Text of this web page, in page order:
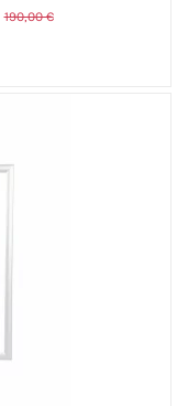
190,00 €